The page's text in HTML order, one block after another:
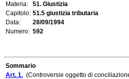
Materia:
51. Giustizia
Capitolo: 51.5 giustizia tributaria
Data:
28/09/1994
Numero: 592
Sommario
Art. 1. (Controversie oggetto di